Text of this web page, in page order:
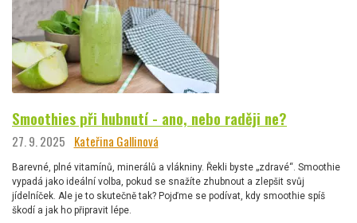
Smoothies při hubnutí - ano, nebo raději ne?
27. 9. 2025 Kateřina Gallinová
Barevné, plné vitamínů, minerálů a vlákniny. Řekli byste „zdravé“. Smoothie
vypadá jako ideální volba, pokud se snažíte zhubnout a zlepšit svůj
jídelníček. Ale je to skutečně tak? Pojďme se podívat, kdy smoothie spíš
škodí a jak ho připravit lépe.